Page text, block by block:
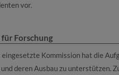
vor.
Forschung
eingesetzte Kommission hat die
deren Ausbau zu unterstützen.